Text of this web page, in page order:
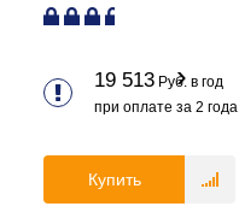
19 513 Руб. в год
при оплате за 2 года
Купить